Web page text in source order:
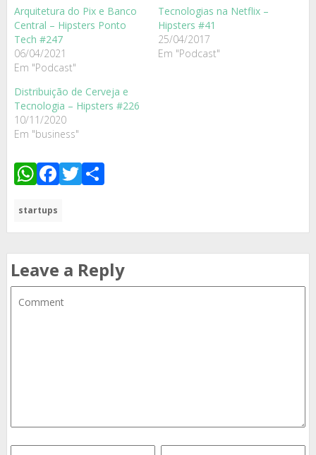
Arquitetura do Pix e Banco
Central – Hipsters Ponto
Tech #247
06/04/2021
Em "Podcast"
Tecnologias na Netflix –
Hipsters #41
25/04/2017
Em "Podcast"
Distribuição de Cerveja e
Tecnologia – Hipsters #226
10/11/2020
Em "business"
WhatsApp
Facebook
Twitter
startups
Leave a Reply